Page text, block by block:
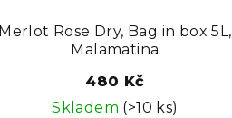
Merlot Rose Dry, Bag in box 5L,
Malamatina
480 Kč
Skladem (>10 ks)